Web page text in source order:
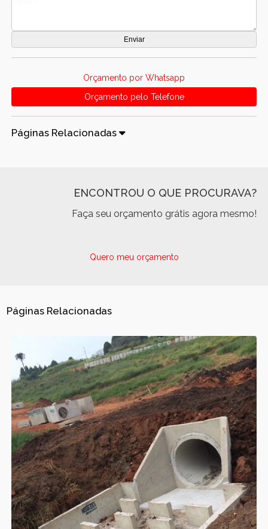
Orçamento por Whatsapp
Orçamento pelo Telefone
Páginas Relacionadas
ENCONTROU O QUE PROCURAVA?
Faça seu orçamento grátis agora mesmo!
Quero meu orçamento
Páginas Relacionadas